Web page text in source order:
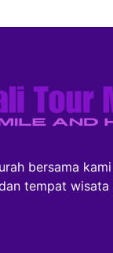
bersama
tempat